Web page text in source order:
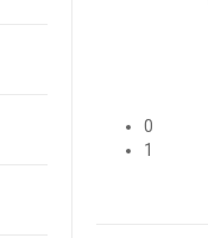
0
1